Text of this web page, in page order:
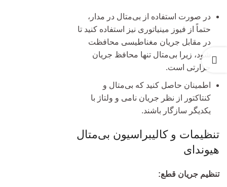
در صورت استفاده از بی‌متال در مدار،
حتماً از فیوز مینیاتوری نیز استفاده کنید تا
در مقابل جریان مغناطیسی محافظت
شود، زیرا بی‌متال تنها محافظ جریان
حرارتی است.
اطمینان حاصل کنید که بی‌متال و
کنتاکتور از نظر جریان نامی و ولتاژ با
یکدیگر سازگار باشند.
تنظیمات و کالیبراسیون بی‌متال
هیوندای
تنظیم جریان قطع: